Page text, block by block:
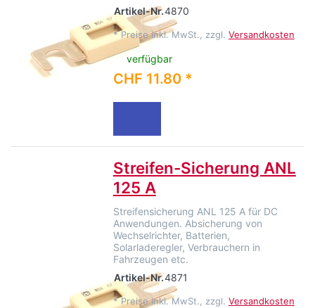
Artikel-Nr.4870
* Preise inkl. MwSt., zzgl. Versandkosten
verfügbar
CHF 11.80 *
Streifen-Sicherung ANL
125 A
Streifensicherung ANL 125 A für DC
Anwendungen. Absicherung von
Wechselrichter, Batterien,
Solarladeregler, Verbrauchern in
Fahrzeugen etc.
Artikel-Nr.4871
* Preise inkl. MwSt., zzgl. Versandkosten